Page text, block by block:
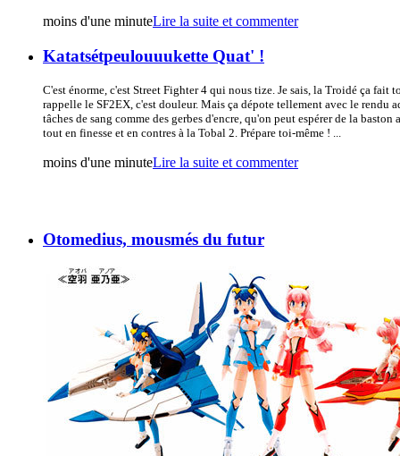
moins d'une minuteLire la suite et commenter
Katatsétpeulouuukette Quat' !
C'est énorme, c'est Street Fighter 4 qui nous tize. Je sais, la Troidé ça fait
rappelle le SF2EX, c'est douleur. Mais ça dépote tellement avec le rendu
tâches de sang comme des gerbes d'encre, qu'on peut espérer de la baston
tout en finesse et en contres à la Tobal 2. Prépare toi-même ! ...
moins d'une minuteLire la suite et commenter
Otomedius, mousmés du futur